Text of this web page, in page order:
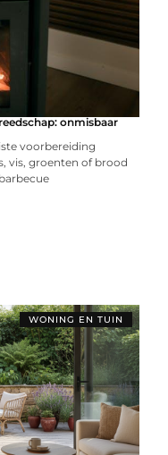
onmisbaar
voorbereiding
vis, groenten of brood
WONING EN TUIN